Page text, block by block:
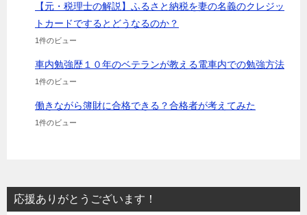
【元・税理士の解説】ふるさと納税を妻の名義のクレジッ
トカードでするとどうなるのか？
1件のビュー
車内勉強歴１０年のベテランが教える電車内での勉強方法
1件のビュー
働きながら簿財に合格できる？合格者が考えてみた
1件のビュー
応援ありがとうございます！